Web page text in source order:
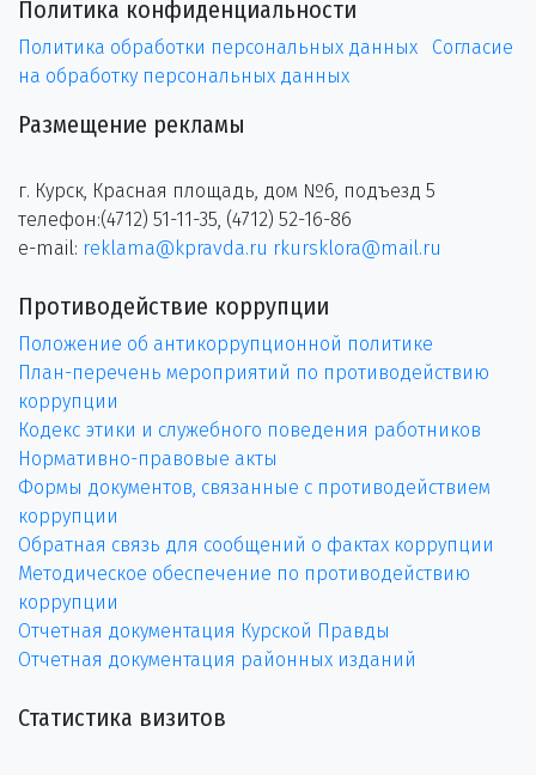
Политика конфиденциальности
Политика обработки персональных данных
Согласие
на обработку персональных данных
Размещение рекламы
г. Курск, Красная площадь, дом №6, подъезд 5
телефон:(4712) 51-11-35, (4712) 52-16-86
e-mail: reklama@kpravda.ru rkursklora@mail.ru
Противодействие коррупции
Положение об антикоррупционной политике
План-перечень мероприятий по противодействию
коррупции
Кодекс этики и служебного поведения работников
Нормативно-правовые акты
Формы документов, связанные с противодействием
коррупции
Обратная связь для сообщений о фактах коррупции
Методическое обеспечение по противодействию
коррупции
Отчетная документация Курской Правды
Отчетная документация районных изданий
Статистика визитов